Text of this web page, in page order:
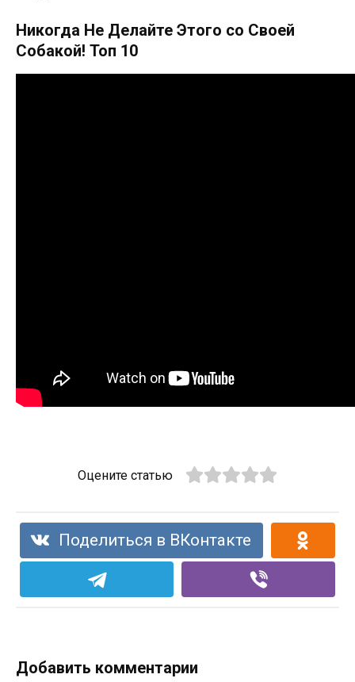
Никогда Не Делайте Этого со Своей
Собакой! Топ 10
Оцените статью
Поделиться в ВКонтакте
Добавить комментарии